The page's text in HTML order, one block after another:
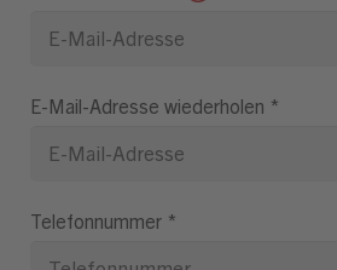
E-Mail-Adresse wiederholen *
Telefonnummer *